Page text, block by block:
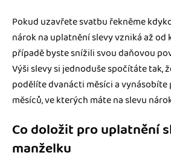
Pokud uzavřete svatbu řekněme
nárok na uplatnění slevy vzniká až od
případě byste snížili svou daňovou
Výši slevy si jednoduše spočítáte tak,
podělíte dvanácti měsíci a
měsíců, ve kterých máte na slevu
Co doložit pro uplatnění
manželku